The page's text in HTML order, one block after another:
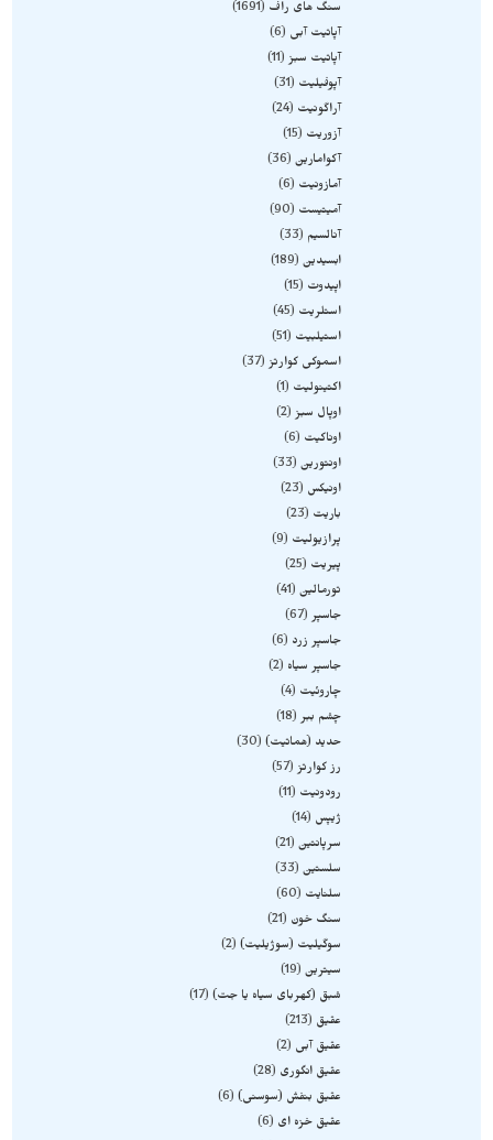
سنگ های راف
1691
آپاتیت آبی
6
آپاتیت سبز 11
آپوفیلیت
31
آراگونیت
24
آزوریت
15
آکوامارین 36
آمازونیت
6
آمیتیست
90
آنالسیم
33
ابسیدین 189
اپیدوت
15
استلریت
45
استیلبیت
51
اسموکی کوارتز 37
اکتینولیت
1
اوپال سبز 2
اوناکیت
6
اونتورین 33
اونیکس
23
باریت
23
پرازیولیت
9
پیریت
25
تورمالین 41
جاسپر 67
جاسپر زرد
6
جاسپر سیاه
2
چاروئیت
4
چشم ببر 18
حدید (هماتیت) 30
رز کوارتز 57
رودونیت
11
ژیپس
14
سرپانتین 21
سلستین 33
سلنایت
60
سنگ خون
21
سوگیلیت (سوژیلیت) 2
سیترین 19
شبق (کهربای سیاه یا جت) 17
عقیق
213
عقیق آبی
2
عقیق انگوری
28
عقیق بنفش (سوسنی) 6
عقیق خزه ای
6